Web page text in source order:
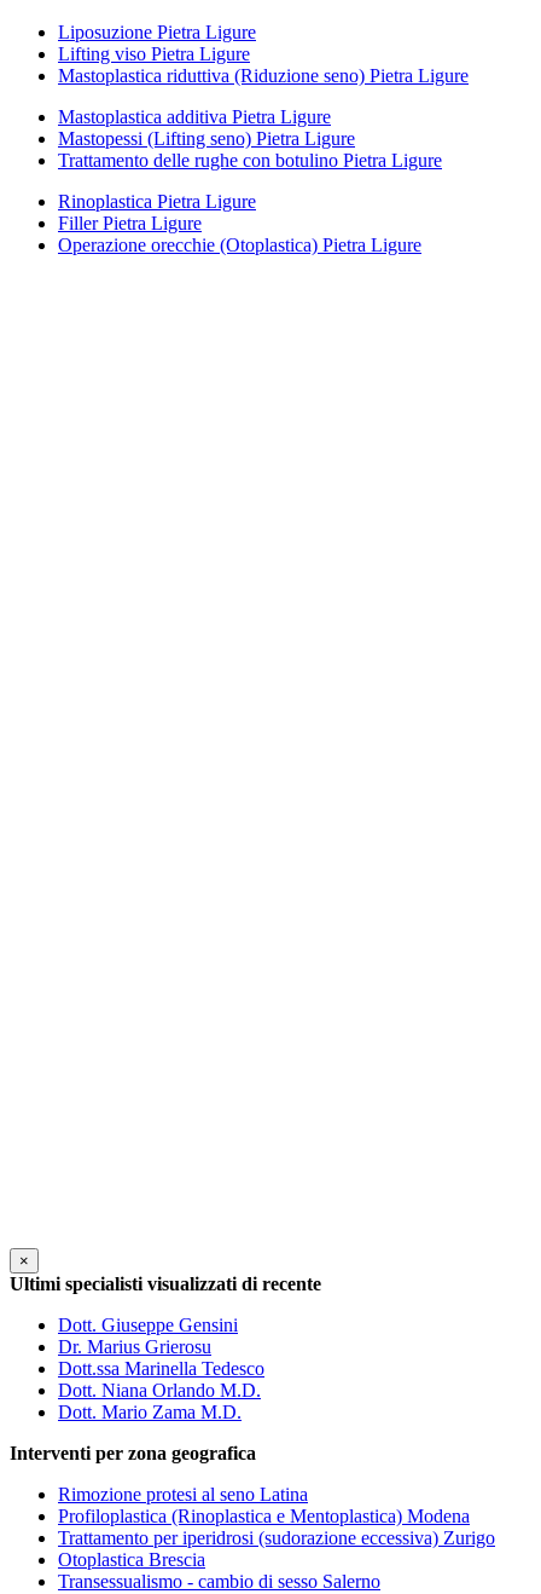
Liposuzione Pietra Ligure
Lifting viso Pietra Ligure
Mastoplastica riduttiva (Riduzione seno) Pietra Ligure
Mastoplastica additiva Pietra Ligure
Mastopessi (Lifting seno) Pietra Ligure
Trattamento delle rughe con botulino Pietra Ligure
Rinoplastica Pietra Ligure
Filler Pietra Ligure
Operazione orecchie (Otoplastica) Pietra Ligure
×
Ultimi specialisti visualizzati di recente
Dott. Giuseppe Gensini
Dr. Marius Grierosu
Dott.ssa Marinella Tedesco
Dott. Niana Orlando M.D.
Dott. Mario Zama M.D.
Interventi per zona geografica
Rimozione protesi al seno Latina
Profiloplastica (Rinoplastica e Mentoplastica) Modena
Trattamento per iperidrosi (sudorazione eccessiva) Zurigo
Otoplastica Brescia
Transessualismo - cambio di sesso Salerno